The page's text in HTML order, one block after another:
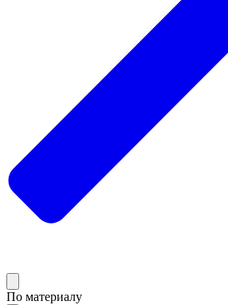
По материалу